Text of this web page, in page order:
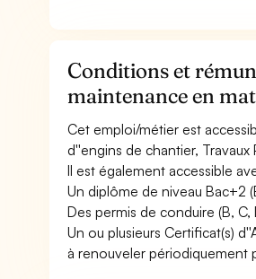
Conditions et
maintenance en
Cet emploi/métier est
d''engins de chantier,
Il est également accessible
Un diplôme de niveau Bac+2
Des permis de conduire (B,
Un ou plusieurs Certificat(s)
à renouveler périodiquement